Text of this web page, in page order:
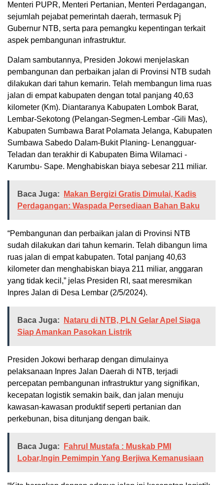
Menteri PUPR, Menteri Pertanian, Menteri Perdagangan,
sejumlah pejabat pemerintah daerah, termasuk Pj
Gubernur NTB, serta para pemangku kepentingan terkait
aspek pembangunan infrastruktur.
Dalam sambutannya, Presiden Jokowi menjelaskan
pembangunan dan perbaikan jalan di Provinsi NTB sudah
dilakukan dari tahun kemarin. Telah membangun lima ruas
jalan di empat kabupaten dengan total panjang 40,63
kilometer (Km). Diantaranya Kabupaten Lombok Barat,
Lembar-Sekotong (Pelangan-Segmen-Lembar -Gili Mas),
Kabupaten Sumbawa Barat Polamata Jelanga, Kabupaten
Sumbawa Sabedo Dalam-Bukit Planing- Lenangguar-
Teladan dan terakhir di Kabupaten Bima Wilamaci -
Karumbu- Sape. Menghabiskan biaya sebesar 211 miliar.
Baca Juga:
Makan Bergizi Gratis Dimulai, Kadis
Perdagangan: Waspada Persediaan Bahan Baku
“Pembangunan dan perbaikan jalan di Provinsi NTB
sudah dilakukan dari tahun kemarin. Telah dibangun lima
ruas jalan di empat kabupaten. Total panjang 40,63
kilometer dan menghabiskan biaya 211 miliar, anggaran
yang tidak kecil,” jelas Presiden RI, saat meresmikan
Inpres Jalan di Desa Lembar (2/5/2024).
Baca Juga:
Nataru di NTB, PLN Gelar Apel Siaga
Siap Amankan Pasokan Listrik
Presiden Jokowi berharap dengan dimulainya
pelaksanaan Inpres Jalan Daerah di NTB, terjadi
percepatan pembangunan infrastruktur yang signifikan,
kecepatan logistik semakin baik, dan jalan menuju
kawasan-kawasan produktif seperti pertanian dan
perkebunan, bisa ditunjang dengan baik.
Baca Juga:
Fahrul Mustafa : Muskab PMI
Lobar,Ingin Pemimpin Yang Berjiwa Kemanusiaan